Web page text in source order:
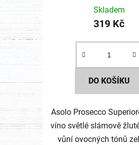
Skladem
319 Kč
DO KOŠÍKU
Asolo Prosecco
víno světlé slámově
vůní ovocných tónů